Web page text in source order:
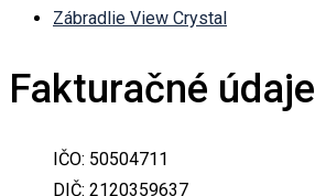
Zábradlie View Crystal
Fakturačné údaje
IČO: 50504711
DIČ: 2120359637